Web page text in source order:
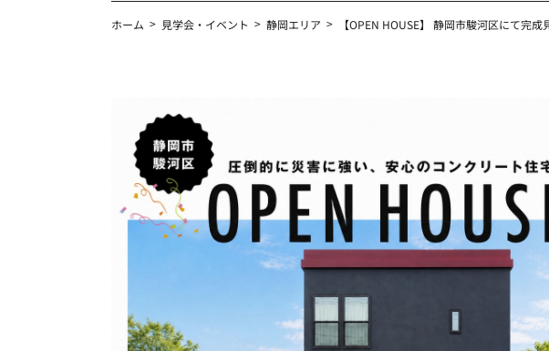
ホーム 見学会・イベント 静岡エリア 【OPEN HOUSE】 静岡市駿河区にて完